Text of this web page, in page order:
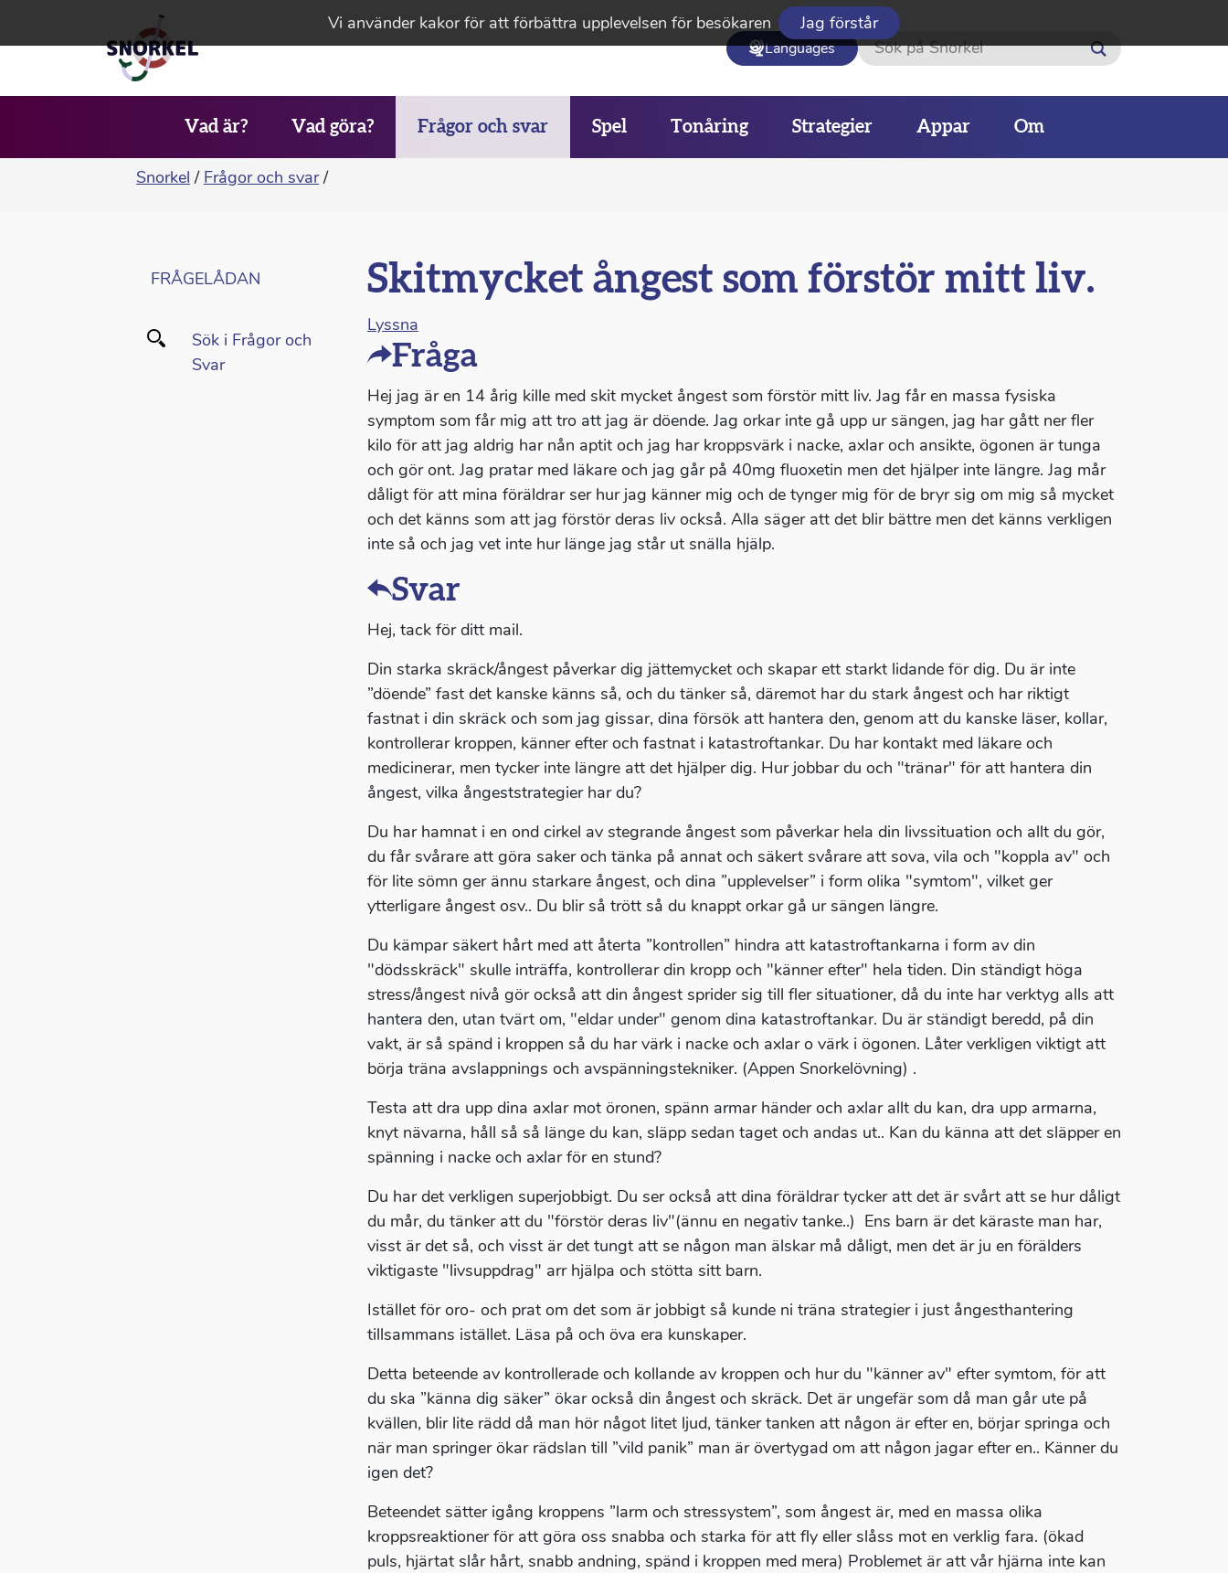
Vi använder kakor för att förbättra upplevelsen för besökaren Jag förstår
Languages Sök
Vad är? Vad göra? Frågor och svar Spel Tonåring Strategier Appar Om
Snorkel / Frågor och svar /
FRÅGELÅDAN
Sök i Frågor och
Svar
Skitmycket ångest som förstör mitt liv.
Lyssna
Fråga
Hej jag är en 14 årig kille med skit mycket ångest som förstör mitt liv. Jag får en massa fysiska
symptom som får mig att tro att jag är döende. Jag orkar inte gå upp ur sängen, jag har gått ner fler
kilo för att jag aldrig har nån aptit och jag har kroppsvärk i nacke, axlar och ansikte, ögonen är tunga
och gör ont. Jag pratar med läkare och jag går på 40mg fluoxetin men det hjälper inte längre. Jag mår
dåligt för att mina föräldrar ser hur jag känner mig och de tynger mig för de bryr sig om mig så mycket
och det känns som att jag förstör deras liv också. Alla säger att det blir bättre men det känns verkligen
inte så och jag vet inte hur länge jag står ut snälla hjälp.
Svar
Hej, tack för ditt mail.
Din starka skräck/ångest påverkar dig jättemycket och skapar ett starkt lidande för dig. Du är inte
”döende” fast det kanske känns så, och du tänker så, däremot har du stark ångest och har riktigt
fastnat i din skräck och som jag gissar, dina försök att hantera den, genom att du kanske läser, kollar,
kontrollerar kroppen, känner efter och fastnat i katastroftankar. Du har kontakt med läkare och
medicinerar, men tycker inte längre att det hjälper dig. Hur jobbar du och "tränar" för att hantera din
ångest, vilka ångeststrategier har du?
Du har hamnat i en ond cirkel av stegrande ångest som påverkar hela din livssituation och allt du gör,
du får svårare att göra saker och tänka på annat och säkert svårare att sova, vila och "koppla av" och
för lite sömn ger ännu starkare ångest, och dina ”upplevelser” i form olika "symtom", vilket ger
ytterligare ångest osv.. Du blir så trött så du knappt orkar gå ur sängen längre.
Du kämpar säkert hårt med att återta ”kontrollen” hindra att katastroftankarna i form av din
"dödsskräck" skulle inträffa, kontrollerar din kropp och "känner efter" hela tiden. Din ständigt höga
stress/ångest nivå gör också att din ångest sprider sig till fler situationer, då du inte har verktyg alls att
hantera den, utan tvärt om, "eldar under" genom dina katastroftankar. Du är ständigt beredd, på din
vakt, är så spänd i kroppen så du har värk i nacke och axlar o värk i ögonen. Låter verkligen viktigt att
börja träna avslappnings och avspänningstekniker. (Appen Snorkelövning) .
Testa att dra upp dina axlar mot öronen, spänn armar händer och axlar allt du kan, dra upp armarna,
knyt nävarna, håll så så länge du kan, släpp sedan taget och andas ut.. Kan du känna att det släpper en
spänning i nacke och axlar för en stund?
Du har det verkligen superjobbigt. Du ser också att dina föräldrar tycker att det är svårt att se hur dåligt
du mår, du tänker att du "förstör deras liv"(ännu en negativ tanke..) Ens barn är det käraste man har,
visst är det så, och visst är det tungt att se någon man älskar må dåligt, men det är ju en förälders
viktigaste "livsuppdrag" arr hjälpa och stötta sitt barn.
Istället för oro- och prat om det som är jobbigt så kunde ni träna strategier i just ångesthantering
tillsammans istället. Läsa på och öva era kunskaper.
Detta beteende av kontrollerade och kollande av kroppen och hur du "känner av" efter symtom, för att
du ska ”känna dig säker” ökar också din ångest och skräck. Det är ungefär som då man går ute på
kvällen, blir lite rädd då man hör något litet ljud, tänker tanken att någon är efter en, börjar springa och
när man springer ökar rädslan till ”vild panik” man är övertygad om att någon jagar efter en.. Känner du
igen det?
Beteendet sätter igång kroppens ”larm och stressystem”, som ångest är, med en massa olika
kroppsreaktioner för att göra oss snabba och starka för att fly eller slåss mot en verklig fara. (ökad
puls, hjärtat slår hårt, snabb andning, spänd i kroppen med mera) Problemet är att vår hjärna inte kan